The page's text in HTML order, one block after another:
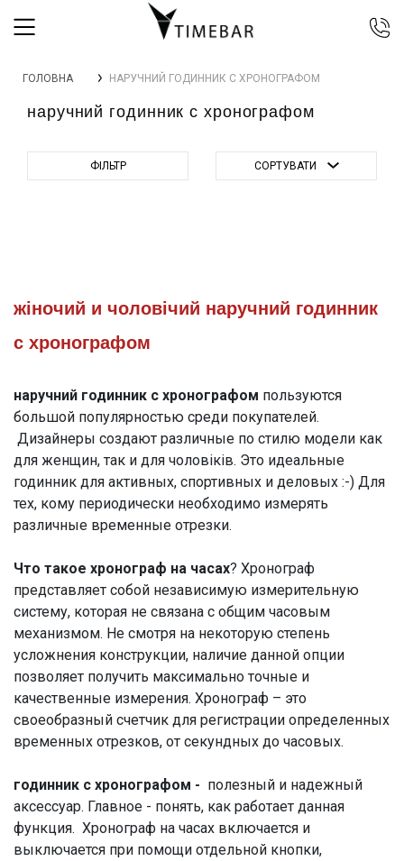
044 392 44 45
067 344 14 44 (viber)
099 399 23 80
Безкоштовно по Україні
ГОЛОВНА НАРУЧНИЙ ГОДИННИК С ХРОНОГРАФОМ
наручний годинник с хронографом
ФІЛЬТР СОРТУВАТИ
жіночий и чоловічий наручний годинник
с хронографом
наручний годинник с хронографом пользуются
большой популярностью среди покупателей.
Дизайнеры создают различные по стилю модели как
для женщин, так и для чоловіків. Это идеальные
годинник для активных, спортивных и деловых :-) Для
тех, кому периодически необходимо измерять
различные временные отрезки.
Что такое хронограф на часах? Хронограф
представляет собой независимую измерительную
систему, которая не связана с общим часовым
механизмом. Не смотря на некоторую степень
усложнения конструкции, наличие данной опции
позволяет получить максимально точные и
качественные измерения. Хронограф – это
своеобразный счетчик для регистрации определенных
временных отрезков, от секундных до часовых.
годинник с хронографом - полезный и надежный
аксессуар. Главное - понять, как работает данная
функция. Хронограф на часах включается и
выключается при помощи отдельной кнопки,